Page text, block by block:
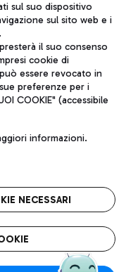
a direzione e
13032990155 P.
Fiumicino (RM)
sul suo dispositivo
sul sito web e i
presterà il suo consenso
cookie di
essere revocato in
preferenze per i
COOKIE" (accessibile
informazioni.
NECESSARI